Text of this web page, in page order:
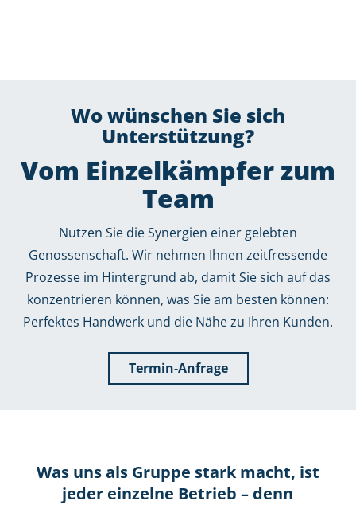
Wo wünschen Sie sich
Unterstützung?
Vom Einzelkämpfer zum
Team
Nutzen Sie die Synergien einer gelebten
Genossenschaft. Wir nehmen Ihnen zeitfressende
Prozesse im Hintergrund ab, damit Sie sich auf das
konzentrieren können, was Sie am besten können:
Perfektes Handwerk und die Nähe zu Ihren Kunden.
Termin-Anfrage
Was uns als Gruppe stark macht, ist
jeder einzelne Betrieb – denn